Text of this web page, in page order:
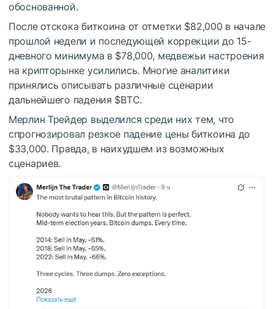
обоснованной.
После отскока биткоина от отметки $82,000 в начале
прошлой недели и последующей коррекции до 15-
дневного минимума в $78,000, медвежьи настроения
на крипторынке усилились. Многие аналитики
принялись описывать различные сценарии
дальнейшего падения $BTC.
Мерлин Трейдер выделился среди них тем, что
спрогнозировал резкое падение цены биткоина до
$33,000. Правда, в наихудшем из возможных
сценариев.